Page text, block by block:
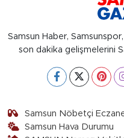
Samsun Haber,
son dakika gelişmelerini
Samsun Nöbetçi
Samsun Hava Durumu